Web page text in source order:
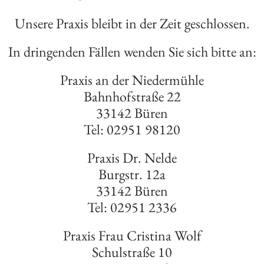
Fragen und
Unsere Praxis bleibt in der Zeit geschlossen.
In dringenden Fällen wenden Sie sich bitte an:
Praxis an der Niedermühle
Bahnhofstraße 22
33142 Büren
Tel: 02951 98120
Praxis Dr. Nelde
Burgstr. 12a
33142 Büren
Tel: 02951 2336
Praxis Frau Cristina Wolf
Schulstraße 10